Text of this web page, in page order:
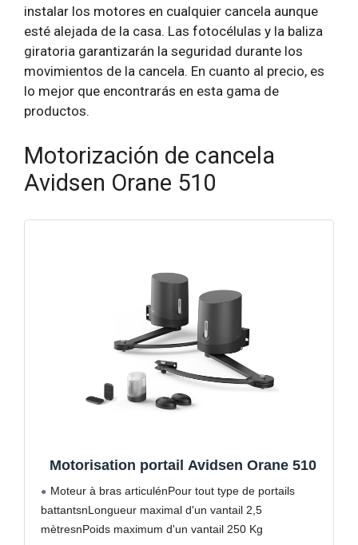
instalar los motores en cualquier cancela aunque
esté alejada de la casa. Las fotocélulas y la baliza
giratoria garantizarán la seguridad durante los
movimientos de la cancela. En cuanto al precio, es
lo mejor que encontrarás en esta gama de
productos.
Motorización de cancela
Avidsen Orane 510
Motorisation portail Avidsen Orane 510
Moteur à bras articulénPour tout type de portails
battantsnLongueur maximal d'un vantail 2,5
mètresnPoids maximum d'un vantail 250 Kg